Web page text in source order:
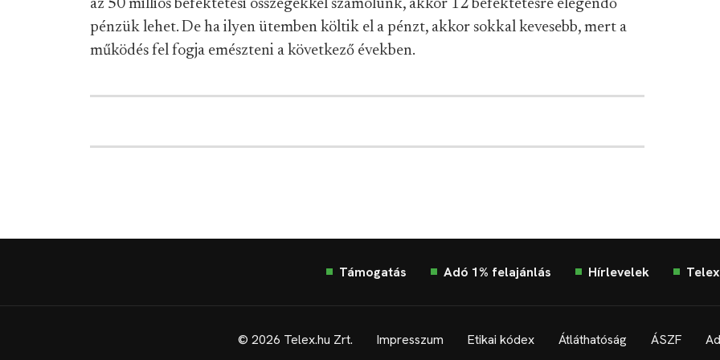
az 50 milliós befektetési összegekkel számolunk, akkor 12 befektetésre elegendő
pénzük lehet. De ha ilyen ütemben költik el a pénzt, akkor sokkal kevesebb, mert a
működés fel fogja emészteni a következő években.
Támogatás Adó 1% felajánlás Hírlevelek
© 2026 Telex.hu Zrt. Impresszum Etikai kódex Átláthatóság ÁSZF